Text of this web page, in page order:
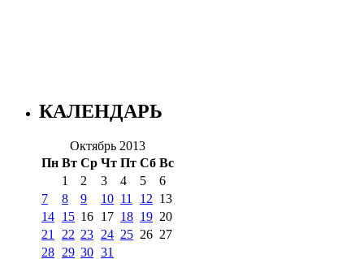
КАЛЕНДАРЬ
Октябрь 2013
Пн Вт Ср Чт Пт Сб Вс
1
2 3 4 5
6
7
8 9 10 11 12 13
14 15 16 17 18 19 20
21
22 23 24 25 26 27
28 29 30 31